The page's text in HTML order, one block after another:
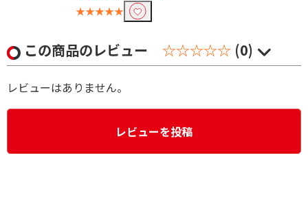
★★★★★
この商品のレビュー ☆☆☆☆☆ (0)
レビューはありません。
レビューを投稿